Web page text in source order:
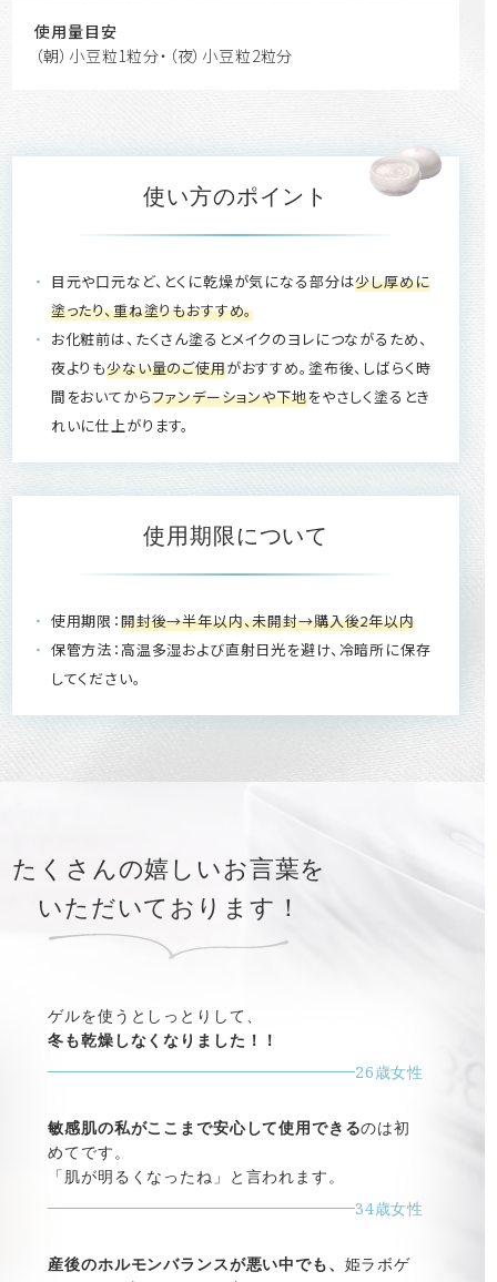
使用量目安
（朝）小豆粒1粒分・（夜）小豆粒2粒分
使い方のポイント
目元や口元など、とくに乾燥が気になる部分は少し厚めに
塗ったり、重ね塗りもおすすめ。
お化粧前は、たくさん塗るとメイクのヨレにつながるため、
夜よりも少ない量のご使用がおすすめ。塗布後、しばらく時
間をおいてからファンデーションや下地をやさしく塗るとき
れいに仕上がります。
使用期限について
使用期限：開封後→半年以内、未開封→購入後2年以内
保管方法：高温多湿および直射日光を避け、冷暗所に保存
してください。
たくさんの嬉しいお言葉を
いただいております！
ゲルを使うとしっとりして、
冬も乾燥しなくなりました！！
26歳女性
敏感肌の私がここまで安心して使用できるのは初
めてです。
「肌が明るくなったね」と言われます。
34歳女性
産後のホルモンバランスが悪い中でも、 姫ラボゲ